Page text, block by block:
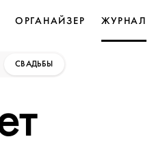
ОРГАНАЙЗЕР ЖУРНАЛ
СВАДЬБЫ